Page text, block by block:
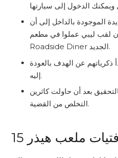
الموجودة بالداخل إلى أن
لقب ليبي عملوا في مطعم
Roadside Diner الجديد.
ذكرياتهم عن الهدف بالعودة
إليه.
بعد أن حاولت كاثرين
التخلص من القضية.
15 فتيات ملعب هيذر